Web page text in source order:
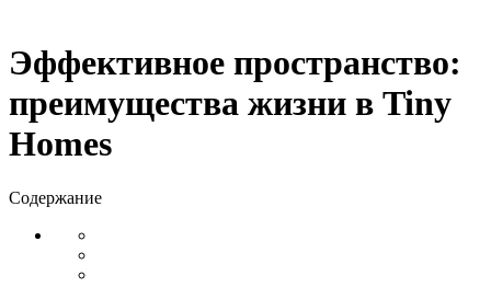
Эффективное пространство:
преимущества жизни в Tiny
Homes
Содержание